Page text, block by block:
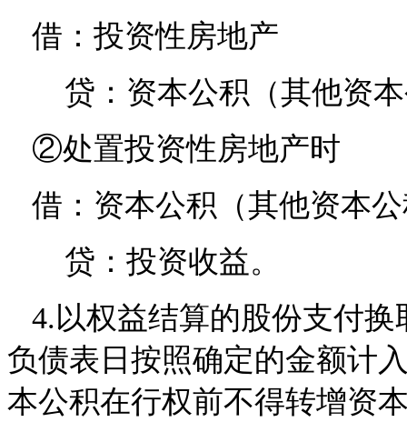
借：投资性房地产
贷：资本公积（其他资本
②处置投资性房地产时
借：资本公积（其他资本
贷：投资收益。
4.以权益结算的股份支付
负债表日按照确定的金额计
本公积在行权前不得转增资